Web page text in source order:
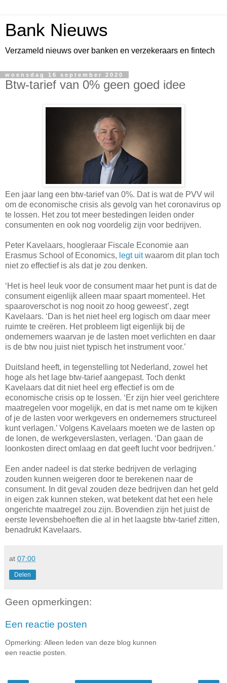
Bank Nieuws
Verzameld nieuws over banken en verzekeraars en fintech
woensdag 16 september 2020
Btw-tarief van 0% geen goed idee
Een jaar lang een btw-tarief van 0%. Dat is wat de PVV wil
om de economische crisis als gevolg van het coronavirus op
te lossen. Het zou tot meer bestedingen leiden onder
consumenten en ook nog voordelig zijn voor bedrijven.
Peter Kavelaars, hoogleraar Fiscale Economie aan
Erasmus School of Economics, legt uitwaarom dit plan toch
niet zo effectief is als dat je zou denken.
‘Het is heel leuk voor de consument maar het punt is dat de
consument eigenlijk alleen maar spaart momenteel. Het
spaaroverschot is nog nooit zo hoog geweest’, zegt
Kavelaars. ‘Dan is het niet heel erg logisch om daar meer
ruimte te creëren. Het probleem ligt eigenlijk bij de
ondernemers waarvan je de lasten moet verlichten en daar
is de btw nou juist niet typisch het instrument voor.’
Duitsland heeft, in tegenstelling tot Nederland, zowel het
hoge als het lage btw-tarief aangepast. Toch denkt
Kavelaars dat dit niet heel erg effectief is om de
economische crisis op te lossen. ‘Er zijn hier veel gerichtere
maatregelen voor mogelijk, en dat is met name om te kijken
of je de lasten voor werkgevers en ondernemers structureel
kunt verlagen.’ Volgens Kavelaars moeten we de lasten op
de lonen, de werkgeverslasten, verlagen. ‘Dan gaan de
loonkosten direct omlaag en dat geeft lucht voor bedrijven.’
Een ander nadeel is dat sterke bedrijven de verlaging
zouden kunnen weigeren door te berekenen naar de
consument. In dit geval zouden deze bedrijven dan het geld
in eigen zak kunnen steken, wat betekent dat het een hele
ongerichte maatregel zou zijn. Bovendien zijn het juist de
eerste levensbehoeften die al in het laagste btw-tarief zitten,
benadrukt Kavelaars.
at 07:00
Delen
Geen opmerkingen:
Een reactie posten
Opmerking: Alleen leden van deze blog kunnen
een reactie posten.